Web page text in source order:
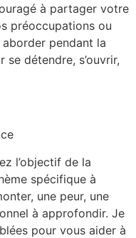
à partager votre
préoccupations ou
pendant la
se détendre, s’ouvrir,
l’objectif de la
spécifique à
une peur, une
à approfondir. Je
pour vous aider à